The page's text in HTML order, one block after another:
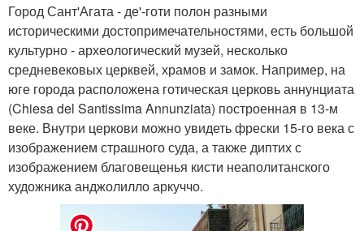
Город Сант'Агата - де'-готи полон разными
историческими достопримечательностями, есть большой
культурно - археологический музей, несколько
средневековых церквей, храмов и замок. Например, на
юге города расположена готическая церковь аннунциата
(Chiesa del Santissima Annunziata) построенная в 13-м
веке. Внутри церкови можно увидеть фрески 15-го века с
изображением страшного суда, а также диптих с
изображением благовещенья кисти неаполитанского
художника анджолилло аркуччо.